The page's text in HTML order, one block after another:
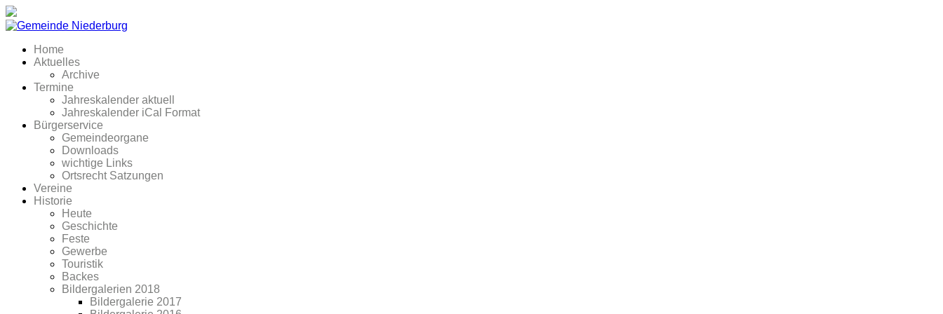
Home
Aktuelles
Archive
Termine
Jahreskalender aktuell
Jahreskalender iCal Format
Bürgerservice
Gemeindeorgane
Downloads
wichtige Links
Ortsrecht Satzungen
Vereine
Historie
Heute
Geschichte
Feste
Gewerbe
Touristik
Backes
Bildergalerien 2018
Bildergalerie 2017